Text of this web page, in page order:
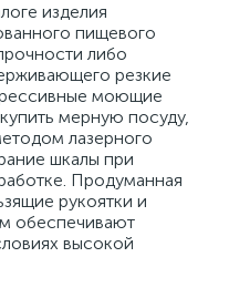
изделия
пищевого
либо
резкие
моющие
мерную посуду,
лазерного
шкалы при
Продуманная
рукоятки и
обеспечивают
высокой